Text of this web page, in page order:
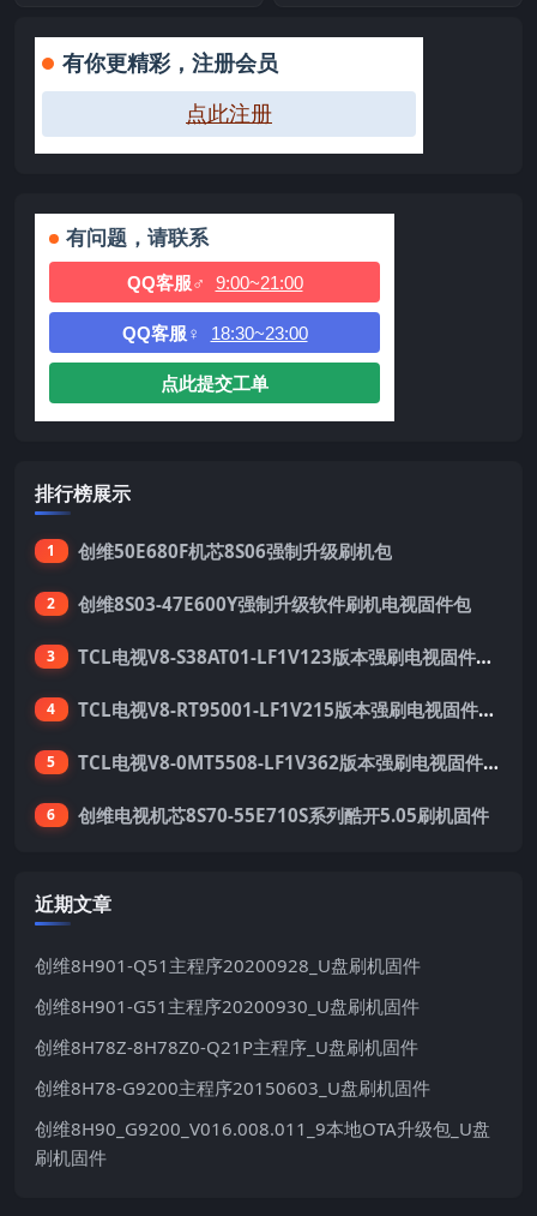
有你更精彩，注册会员
点此注册
有问题，请联系
QQ客服♂ 9:00~21:00
QQ客服♀ 18:30~23:00
点此提交工单
排行榜展示
1 创维50E680F机芯8S06强制升级刷机包
2 创维8S03-47E600Y强制升级软件刷机电视固件包
3 TCL电视V8-S38AT01-LF1V123版本强刷电视固件包下载
4 TCL电视V8-RT95001-LF1V215版本强刷电视固件包下载
5 TCL电视V8-0MT5508-LF1V362版本强刷电视固件包下载
6 创维电视机芯8S70-55E710S系列酷开5.05刷机固件
近期文章
创维8H901-Q51主程序20200928_U盘刷机固件
创维8H901-G51主程序20200930_U盘刷机固件
创维8H78Z-8H78Z0-Q21P主程序_U盘刷机固件
创维8H78-G9200主程序20150603_U盘刷机固件
创维8H90_G9200_V016.008.011_9本地OTA升级包_U盘
刷机固件